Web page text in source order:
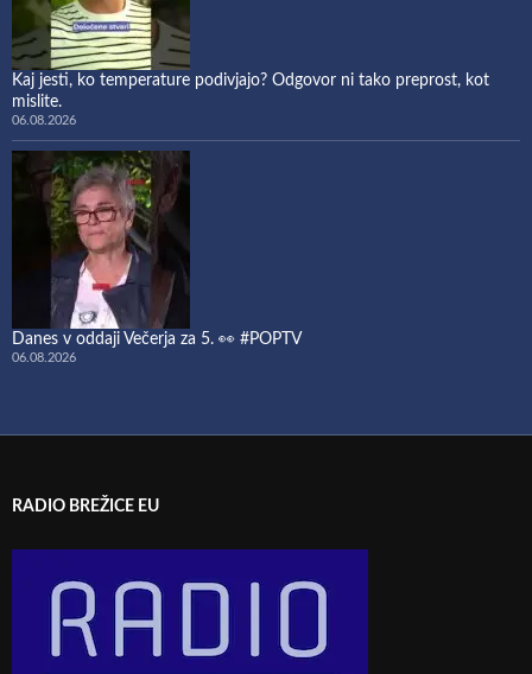
Kaj jesti, ko temperature podivjajo? Odgovor ni tako preprost, kot
mislite.
06.08.2026
Danes v oddaji Večerja za 5. 👀 #POPTV
06.08.2026
RADIO BREŽICE EU